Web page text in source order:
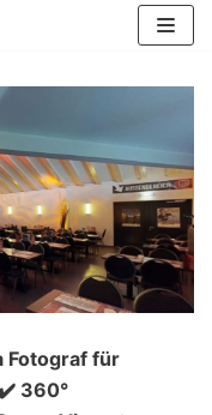
Fotograf für
360°